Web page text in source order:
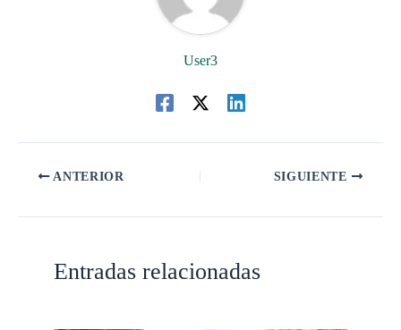
User3
ANTERIOR SIGUIENTE
Entradas relacionadas